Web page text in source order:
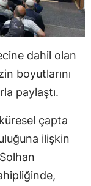
dahil olan
boyutlarını
paylaştı.
çapta
ilişkin